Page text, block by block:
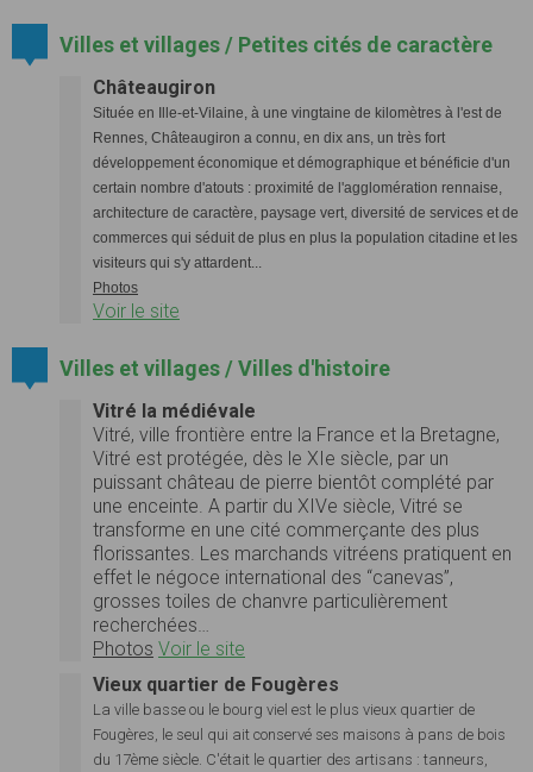
Villes et villages / Petites cités de caractère
Châteaugiron
Située en Ille-et-Vilaine, à une vingtaine de kilomètres à l'est de
Rennes, Châteaugiron a connu, en dix ans, un très fort
développement économique et démographique et bénéficie d'un
certain nombre d'atouts : proximité de l'agglomération rennaise,
architecture de caractère, paysage vert, diversité de services et de
commerces qui séduit de plus en plus la population citadine et les
visiteurs qui s'y attardent...
Photos
Voir le site
Villes et villages / Villes d'histoire
Vitré la médiévale
Vitré, ville frontière entre la France et la Bretagne,
Vitré est protégée, dès le XIe siècle, par un
puissant château de pierre bientôt complété par
une enceinte. A partir du XIVe siècle, Vitré se
transforme en une cité commerçante des plus
florissantes. Les marchands vitréens pratiquent en
effet le négoce international des “canevas”,
grosses toiles de chanvre particulièrement
recherchées…
Photos Voir le site
Vieux quartier de Fougères
La ville basse ou le bourg viel est le plus vieux quartier de
Fougères, le seul qui ait conservé ses maisons à pans de bois
du 17ème siècle. C'était le quartier des artisans : tanneurs,